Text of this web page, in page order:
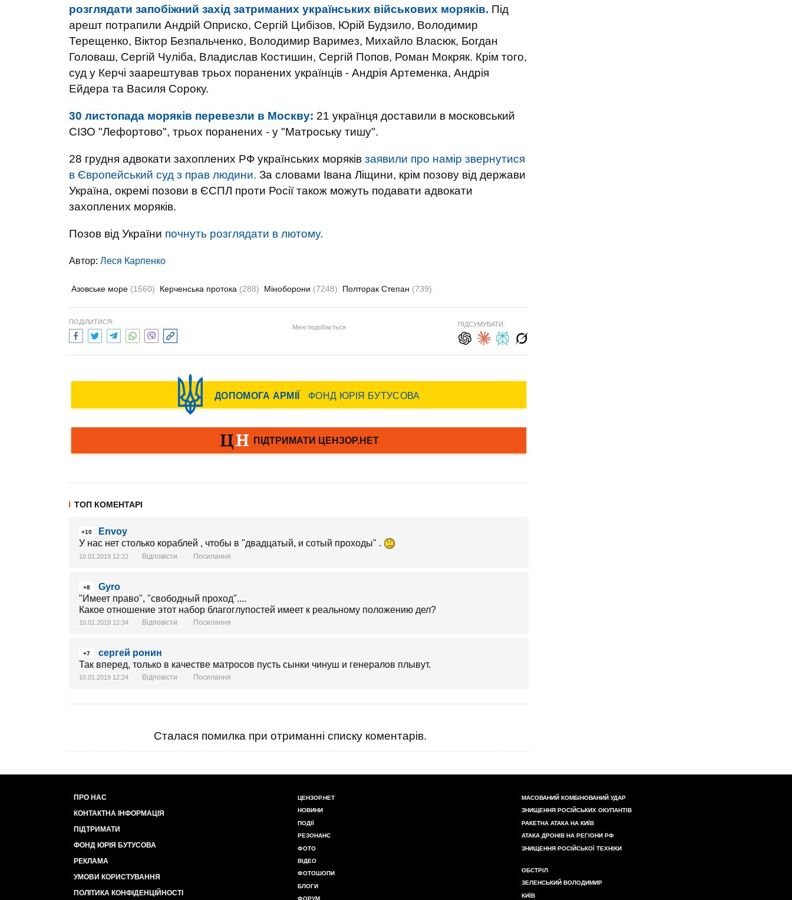
розглядати запобіжний захід затриманих українських військових моряків. Під
арешт потрапили Андрій Оприско, Сергій Цибізов, Юрій Будзило, Володимир
Терещенко, Віктор Безпальченко, Володимир Варимез, Михайло Власюк, Богдан
Головаш, Сергій Чуліба, Владислав Костишин, Сергій Попов, Роман Мокряк. Крім того,
суд у Керчі заарештував трьох поранених українців - Андрія Артеменка, Андрія
Ейдера та Василя Сороку.
30 листопада моряків перевезли в Москву: 21 українця доставили в московський
СІЗО "Лефортово", трьох поранених - у "Матроську тишу".
28 грудня адвокати захоплених РФ українських моряків заявили про намір звернутися
в Європейський суд з прав людини. За словами Івана Ліщини, крім позову від держави
Україна, окремі позови в ЄСПЛ проти Росії також можуть подавати адвокати
захоплених моряків.
Позов від України почнуть розглядати в лютому.
Автор: Леся Карпенко
Азовське море (1560) Керченська протока (288) Міноборони (7248) Полторак Степан (739)
ПОДІЛИТИСЯ:
Мені подобається ПІДСУМУВАТИ:
ТОП КОМЕНТАРІ
+10
Envoy
У нас нет столько кораблей , чтобы в "двадцатый, и сотый проходы" .
10.01.2019 12:22 Відповісти Посилання
+8
Gyro
"Имеет право", "свободный проход"....
Какое отношение этот набор благоглупостей имеет к реальному положению дел?
10.01.2019 12:34 Відповісти Посилання
+7
сергей ронин
Так вперед, только в качестве матросов пусть сынки чинуш и генералов плывут.
10.01.2019 12:24 Відповісти Посилання
Сталася помилка при отриманні списку коментарів.
ПРО НАС
КОНТАКТНА ІНФОРМАЦІЯ
ПІДТРИМАТИ
ФОНД ЮРІЯ БУТУСОВА
РЕКЛАМА
УМОВИ КОРИСТУВАННЯ
ПОЛІТИКА КОНФІДЕНЦІЙНОСТІ
ЦЕНЗОР.НЕТ
НОВИНИ
ПОДІЇ
РЕЗОНАНС
ФОТО
ВІДЕО
ФОТОШОПИ
БЛОГИ
ФОРУМ
МАСОВАНИЙ КОМБІНОВАНИЙ УДАР
ЗНИЩЕННЯ РОСІЙСЬКИХ ОКУПАНТІВ
РАКЕТНА АТАКА НА КИЇВ
АТАКА ДРОНІВ НА РЕГІОНИ РФ
ЗНИЩЕННЯ РОСІЙСЬКОЇ ТЕХНІКИ
ОБСТРІЛ
ЗЕЛЕНСЬКИЙ ВОЛОДИМИР
КИЇВ